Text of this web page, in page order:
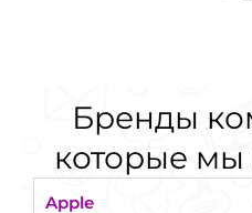
Бренды
которые
Apple